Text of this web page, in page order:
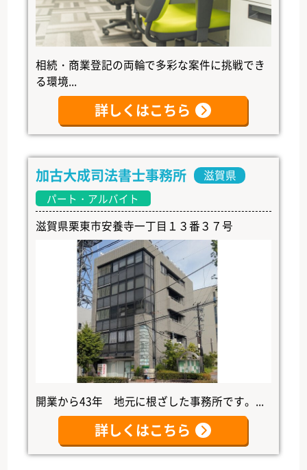
相続・商業登記の両輪で多彩な案件に挑戦でき
る環境...
詳しくはこちら
加古大成司法書士事務所 滋賀県
パート・アルバイト
滋賀県栗東市安養寺一丁目１３番３７号
開業から43年 地元に根ざした事務所です。...
詳しくはこちら